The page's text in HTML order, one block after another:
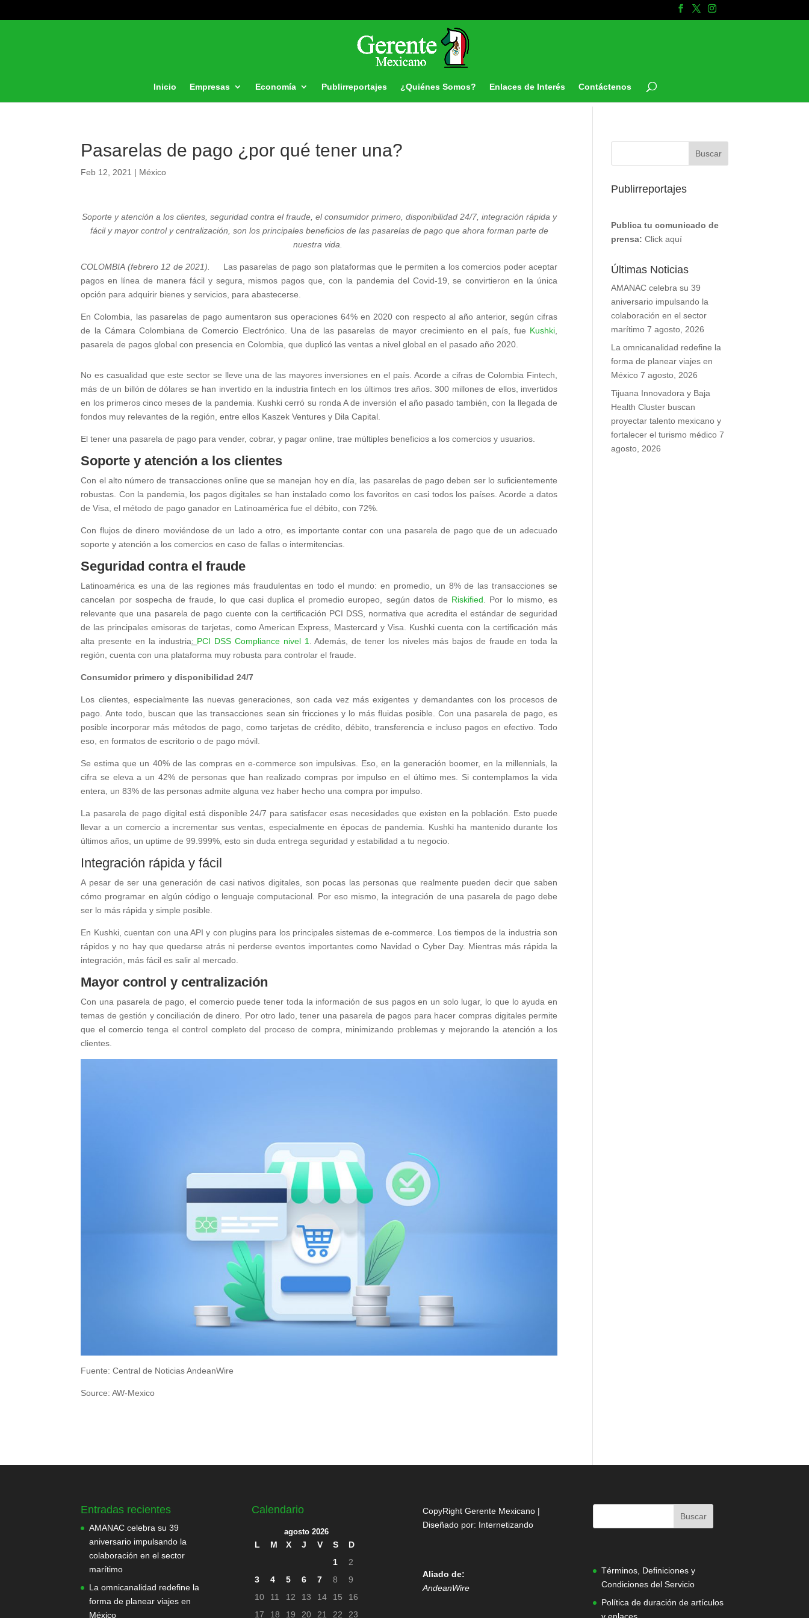
Inicio Empresas Economía Publirreportajes ¿Quiénes Somos? Enlaces de Interés Contáctenos
Pasarelas de pago ¿por qué tener una?
Feb 12, 2021 | México
Soporte y atención a los clientes, seguridad contra el fraude, el consumidor primero, disponibilidad 24/7, integración rápida y
fácil y mayor control y centralización, son los principales beneficios de las pasarelas de pago que ahora forman parte de
nuestra vida.
COLOMBIA (febrero 12 de 2021). Las pasarelas de pago son plataformas que le permiten a los comercios poder aceptar
pagos en línea de manera fácil y segura, mismos pagos que, con la pandemia del Covid-19, se convirtieron en la única
opción para adquirir bienes y servicios, para abastecerse.
En Colombia, las pasarelas de pago aumentaron sus operaciones 64% en 2020 con respecto al año anterior, según cifras
de la Cámara Colombiana de Comercio Electrónico. Una de las pasarelas de mayor crecimiento en el país, fue Kushki
pasarela de pagos global con presencia en Colombia, que duplicó las ventas a nivel global en el pasado año 2020.
No es casualidad que este sector se lleve una de las mayores inversiones en el país. Acorde a cifras de Colombia Fintech,
más de un billón de dólares se han invertido en la industria fintech en los últimos tres años. 300 millones de ellos, invertidos
en los primeros cinco meses de la pandemia. Kushki cerró su ronda A de inversión el año pasado también, con la llegada de
fondos muy relevantes de la región, entre ellos Kaszek Ventures y Dila Capital.
El tener una pasarela de pago para vender, cobrar, y pagar online, trae múltiples beneficios a los comercios y usuarios.
Soporte y atención a los clientes
Con el alto número de transacciones online que se manejan hoy en día, las pasarelas de pago deben ser lo suficientemente
robustas. Con la pandemia, los pagos digitales se han instalado como los favoritos en casi todos los países. Acorde a datos
de Visa, el método de pago ganador en Latinoamérica fue el débito, con 72%.
Con flujos de dinero moviéndose de un lado a otro, es importante contar con una pasarela de pago que de un adecuado
soporte y atención a los comercios en caso de fallas o intermitencias.
Seguridad contra el fraude
Latinoamérica es una de las regiones más fraudulentas en todo el mundo: en promedio, un 8% de las transacciones se
cancelan por sospecha de fraude, lo que casi duplica el promedio europeo, según datos de Riskified . Por lo mismo, es
relevante que una pasarela de pago cuente con la certificación PCI DSS, normativa que acredita el estándar de seguridad
de las principales emisoras de tarjetas, como American Express, Mastercard y Visa. Kushki cuenta con la certificación más
alta presente en la industria: PCI DSS Compliance nivel 1
. Además, de tener los niveles más bajos de fraude en toda la
región, cuenta con una plataforma muy robusta para controlar el fraude.
Consumidor primero y disponibilidad 24/7
Los clientes, especialmente las nuevas generaciones, son cada vez más exigentes y demandantes con los procesos de
pago. Ante todo, buscan que las transacciones sean sin fricciones y lo más fluidas posible. Con una pasarela de pago, es
posible incorporar más métodos de pago, como tarjetas de crédito, débito, transferencia e incluso pagos en efectivo. Todo
eso, en formatos de escritorio o de pago móvil.
Se estima que un 40% de las compras en e-commerce son impulsivas. Eso, en la generación boomer, en la millennials, la
cifra se eleva a un 42% de personas que han realizado compras por impulso en el último mes. Si contemplamos la vida
entera, un 83% de las personas admite alguna vez haber hecho una compra por impulso.
La pasarela de pago digital está disponible 24/7 para satisfacer esas necesidades que existen en la población. Esto puede
llevar a un comercio a incrementar sus ventas, especialmente en épocas de pandemia. Kushki ha mantenido durante los
últimos años, un uptime de 99.999%, esto sin duda entrega seguridad y estabilidad a tu negocio.
Integración rápida y fácil
A pesar de ser una generación de casi nativos digitales, son pocas las personas que realmente pueden decir que saben
cómo programar en algún código o lenguaje computacional. Por eso mismo, la integración de una pasarela de pago debe
ser lo más rápida y simple posible.
En Kushki, cuentan con una API y con plugins para los principales sistemas de e-commerce. Los tiempos de la industria son
rápidos y no hay que quedarse atrás ni perderse eventos importantes como Navidad o Cyber Day. Mientras más rápida la
integración, más fácil es salir al mercado.
Mayor control y centralización
Con una pasarela de pago, el comercio puede tener toda la información de sus pagos en un solo lugar, lo que lo ayuda en
temas de gestión y conciliación de dinero. Por otro lado, tener una pasarela de pagos para hacer compras digitales permite
que el comercio tenga el control completo del proceso de compra, minimizando problemas y mejorando la atención a los
clientes.
Fuente: Central de Noticias AndeanWire
Source: AW-Mexico
Publirreportajes
Publica tu comunicado de
prensa: Click aquí
Últimas Noticias
AMANAC celebra su 39
aniversario impulsando la
colaboración en el sector
marítimo 7 agosto, 2026
La omnicanalidad redefine la
forma de planear viajes en
México 7 agosto, 2026
Tijuana Innovadora y Baja
Health Cluster buscan
proyectar talento mexicano y
fortalecer el turismo médico 7
agosto, 2026
Entradas recientes
AMANAC celebra su 39
aniversario impulsando la
colaboración en el sector
marítimo
La omnicanalidad redefine la
forma de planear viajes en
México
Calendario
agosto 2026
L M X J V S
D
1
2
3
4 5 6 7 8
9
10
11 12 13 14 15
16
17
18 19 20 21 22 23
CopyRight Gerente Mexicano |
Diseñado por: Internetizando
Aliado de:
AndeanWire
Términos, Definiciones y
Condiciones del Servicio
Política de duración de artículos